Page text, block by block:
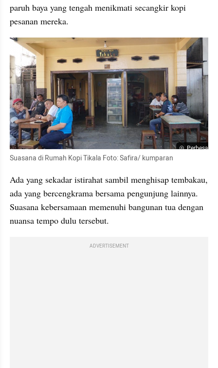
paruh baya yang tengah menikmati secangkir kopi
pesanan mereka.
Perbesar
Suasana di Rumah Kopi Tikala Foto: Safira/ kumparan
Ada yang sekadar istirahat sambil menghisap tembakau,
ada yang bercengkrama bersama pengunjung lainnya.
Suasana kebersamaan memenuhi bangunan tua dengan
nuansa tempo dulu tersebut.
ADVERTISEMENT